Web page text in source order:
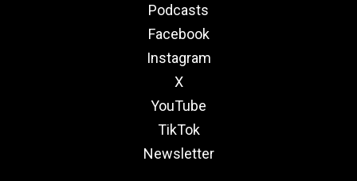
Podcasts
Facebook
Instagram
X
YouTube
TikTok
Newsletter